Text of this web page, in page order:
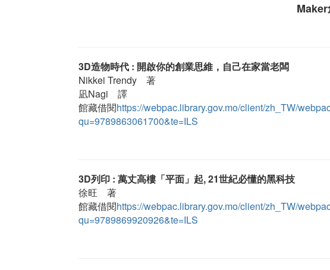
3D造物時代 : 開啟你的創業思維，自己在家當老闆
Nikkei Trendy 著
凪Nagi 譯
館藏借閱https://webpac.library.gov.mo/client/zh_TW/
qu=9789863061700&te=ILS
3D列印 : 萬丈高樓「平面」起, 21世紀必懂的黑科技
徐旺 著
館藏借閱https://webpac.library.gov.mo/client/zh_TW/
qu=9789869920926&te=ILS